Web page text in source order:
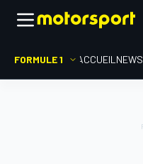
FORMULE 1 ACCUEIL NEWS